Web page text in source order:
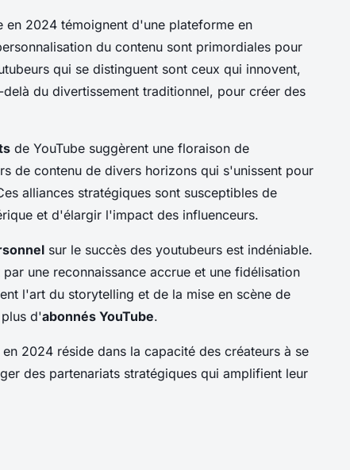
en 2024 témoignent d'une plateforme en
du contenu sont primordiales pour
qui se distinguent sont ceux qui innovent,
du divertissement traditionnel, pour créer des
de YouTube suggèrent une floraison de
de contenu de divers horizons qui s'unissent pour
alliances stratégiques sont susceptibles de
et d'élargir l'impact des influenceurs.
sur le succès des youtubeurs est indéniable.
une reconnaissance accrue et une fidélisation
l'art du storytelling et de la mise en scène de
d'abonnés YouTube.
2024 réside dans la capacité des créateurs à se
des partenariats stratégiques qui amplifient leur